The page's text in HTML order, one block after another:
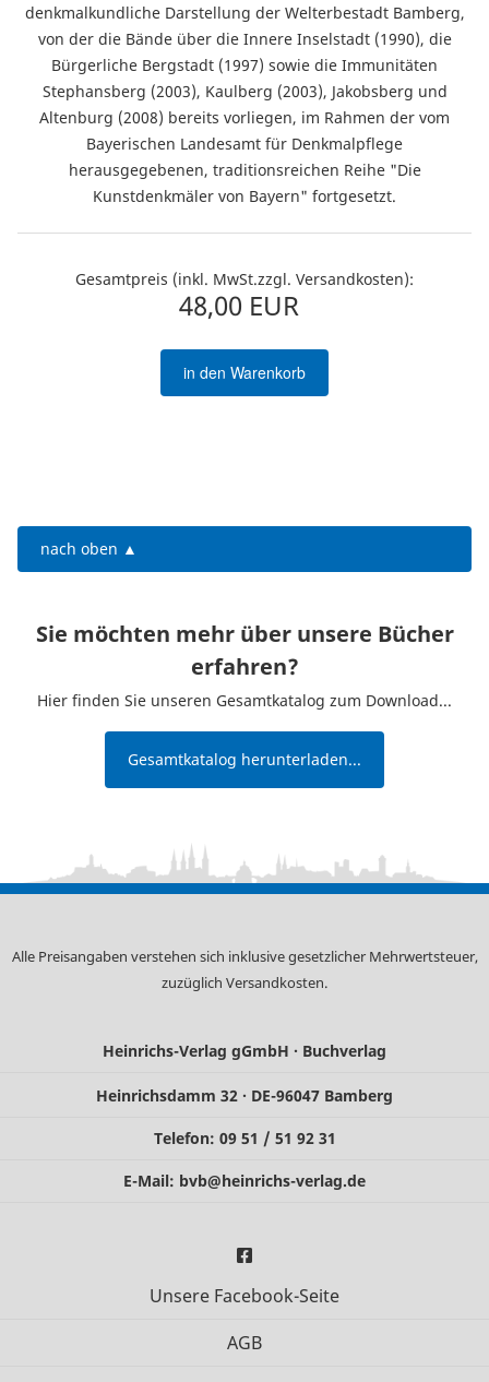
denkmalkundliche Darstellung der Welterbestadt Bamberg,
von der die Bände über die Innere Inselstadt (1990), die
Bürgerliche Bergstadt (1997) sowie die Immunitäten
Stephansberg (2003), Kaulberg (2003), Jakobsberg und
Altenburg (2008) bereits vorliegen, im Rahmen der vom
Bayerischen Landesamt für Denkmalpflege
herausgegebenen, traditionsreichen Reihe "Die
Kunstdenkmäler von Bayern" fortgesetzt.
Gesamtpreis (inkl. MwSt.zzgl. Versandkosten):
48,00 EUR
in den Warenkorb
nach oben ▲
Sie möchten mehr über unsere Bücher
erfahren?
Hier finden Sie unseren Gesamtkatalog zum Download...
Gesamtkatalog herunterladen...
Alle Preisangaben verstehen sich inklusive gesetzlicher Mehrwertsteuer,
zuzüglich Versandkosten.
Heinrichs-Verlag gGmbH · Buchverlag
Heinrichsdamm 32 · DE-96047 Bamberg
Telefon: 09 51 / 51 92 31
E-Mail: bvb@heinrichs-verlag.de
Unsere Facebook-Seite
AGB